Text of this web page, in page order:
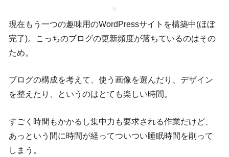
現在もう一つの趣味用のWordPressサイトを構築中(ほぼ
完了)。こっちのブログの更新頻度が落ちているのはその
ため。
ブログの構成を考えて、使う画像を選んだり、デザイン
を整えたり、というのはとても楽しい時間。
すごく時間もかかるし集中力も要求される作業だけど、
あっという間に時間が経ってついつい睡眠時間を削って
しまう。